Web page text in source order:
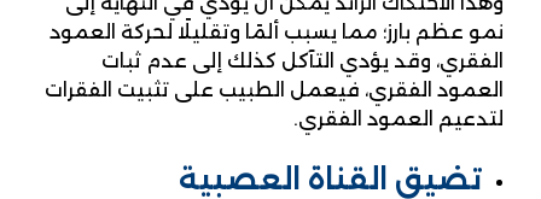
نمو عظم بارز؛ مما يسبب ألمًا وتقليلًا لحركة العمود
الفقري، وقد يؤدي التآكل كذلك إلى عدم ثبات
العمود الفقري، فيعمل الطبيب على تثبيت الفقرات
لتدعيم العمود الفقري.
تضيق القناة العصبية